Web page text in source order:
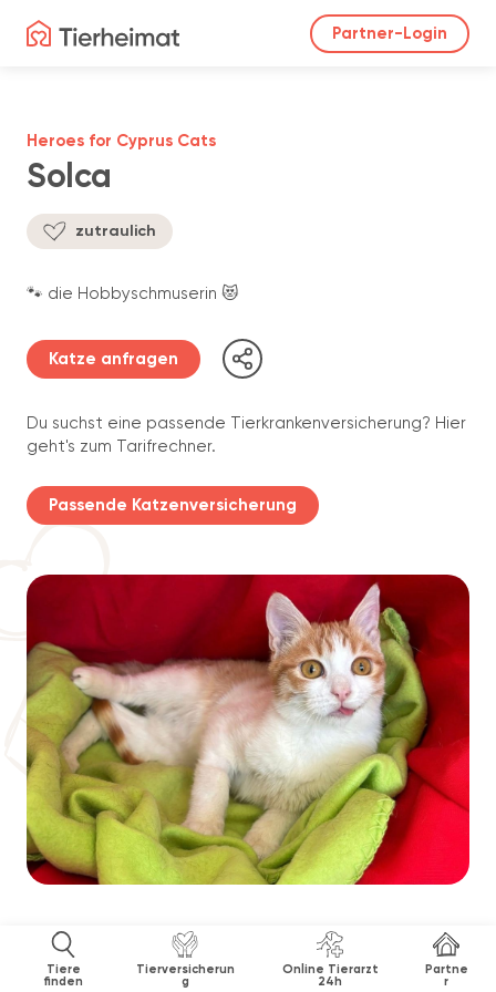
Partner-Login
Tiere
finden
Tierversicherun
g
Online Tierarzt
24h
Partne
r
Solca
Heroes for Cyprus Cats
zutraulich
🐾 die Hobbyschmuserin 😻
Katze anfragen
Du suchst eine passende Tierkrankenversicherung? Hier
geht's zum Tarifrechner.
Passende Katzenversicherung